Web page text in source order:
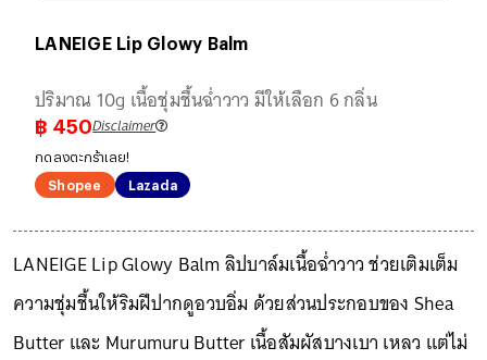
LANEIGE Lip Glowy Balm
ปริมาณ 10g เนื้อชุ่มชื้นฉ่ำวาว มีให้เลือก 6 กลิ่น
฿ 450Disclaimer
กดลงตะกร้าเลย!
Shopee
Lazada
LANEIGE Lip Glowy Balm ลิปบาล์มเนื้อฉ่ำวาว ช่วยเติมเต็ม
ความชุ่มชื้นให้ริมฝีปากดูอวบอิ่ม ด้วยส่วนประกอบของ Shea
Butter และ Murumuru Butter เนื้อสัมผัสบางเบา เหลว แต่ไม่